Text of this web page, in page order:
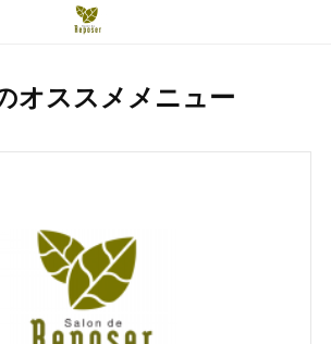
オススメメニュー